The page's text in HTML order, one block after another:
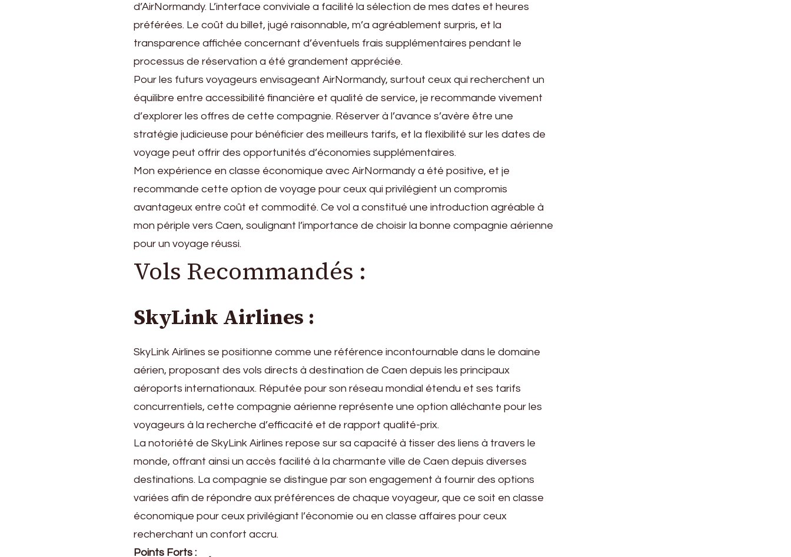
d’AirNormandy. L’interface conviviale a facilité la sélection de mes dates et heures
préférées. Le coût du billet, jugé raisonnable, m’a agréablement surpris, et la
transparence affichée concernant d’éventuels frais supplémentaires pendant le
processus de réservation a été grandement appréciée.
Pour les futurs voyageurs envisageant AirNormandy, surtout ceux qui recherchent un
équilibre entre accessibilité financière et qualité de service, je recommande vivement
d’explorer les offres de cette compagnie. Réserver à l’avance s’avère être une
stratégie judicieuse pour bénéficier des meilleurs tarifs, et la flexibilité sur les dates de
voyage peut offrir des opportunités d’économies supplémentaires.
Mon expérience en classe économique avec AirNormandy a été positive, et je
recommande cette option de voyage pour ceux qui privilégient un compromis
avantageux entre coût et commodité. Ce vol a constitué une introduction agréable à
mon périple vers Caen, soulignant l’importance de choisir la bonne compagnie aérienne
pour un voyage réussi.
Vols Recommandés :
SkyLink Airlines :
SkyLink Airlines se positionne comme une référence incontournable dans le domaine
aérien, proposant des vols directs à destination de Caen depuis les principaux
aéroports internationaux. Réputée pour son réseau mondial étendu et ses tarifs
concurrentiels, cette compagnie aérienne représente une option alléchante pour les
voyageurs à la recherche d’efficacité et de rapport qualité-prix.
La notoriété de SkyLink Airlines repose sur sa capacité à tisser des liens à travers le
monde, offrant ainsi un accès facilité à la charmante ville de Caen depuis diverses
destinations. La compagnie se distingue par son engagement à fournir des options
variées afin de répondre aux préférences de chaque voyageur, que ce soit en classe
économique pour ceux privilégiant l’économie ou en classe affaires pour ceux
recherchant un confort accru.
Points Forts :